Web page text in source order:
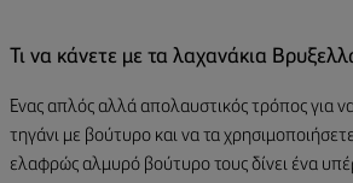
Τι να κάνετε με τα λαχανάκια
Ένας απλός αλλά απολαυστικός τρόπος για
τηγάνι με βούτυρο και να τα
ελαφρώς αλμυρό βούτυρο τους δίνει ένα